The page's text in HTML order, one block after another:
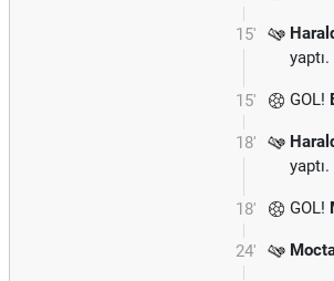
15'
yaptı.
15' GOL!
18'
yaptı.
18' GOL!
24'